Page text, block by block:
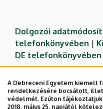
Dolgozói
telefonkönyvében |
DE telefonkönyvében
A Debreceni Egyetem kiemelt
rendelkezésére bocsátott,
védelmét. Ezúton
2018. május 25. napjától